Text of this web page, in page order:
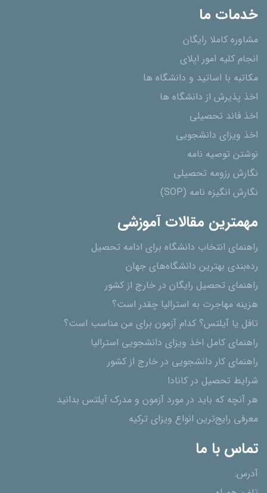
خدمات ما
مشاوره کاملا رایگان
انجام کلیه امور اپلای
مکاتبه با اساتید و دانشگاه ها
اخذ پذیرش از دانشگاه ھا
اخذ فاند تحصیلی
اخذ ویزای دانشجویی
نوشتن توصیه نامه
نگارش رزومه تحصیلی
نگارش انگیزه نامه (SOP)
مهمترین مقالات آموزشی
راهنمای انتخاب دانشگاه برای ادامه تحصیل
رده‌بندی بهترین دانشگاه‌های جهان
راهنمای تحصیل رایگان در خارج از کشور
هزینه مهاجرت به استرالیا چقدر است؟
تافل یا آیلتس؟ کدام آزمون برای من مناسب است؟
راهنمای کامل اخذ ویزای دانشجویی استرالیا
راهنمای کار دانشجویی در خارج از کشور
شرایط تحصیل در کانادا
هر آنچه که باید در مورد آزمون و مدرک آیلتس بدانید
معرفی رایج‌ترین انواع ویزای ترکیه
تماس با ما
آدرس: